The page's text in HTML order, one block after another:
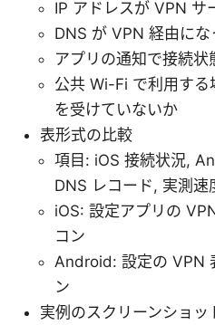
IP アドレスが VPN サ
DNS が VPN 経由にな
アプリの通知で接続
公共 Wi-Fi で利用する
を受けていないか
表形式の比較
項目: iOS 接続状況,
DNS レコード, 実測速
iOS: 設定アプリの
コン
Android: 設定の VPN
ン
実例のスクリーンショッ